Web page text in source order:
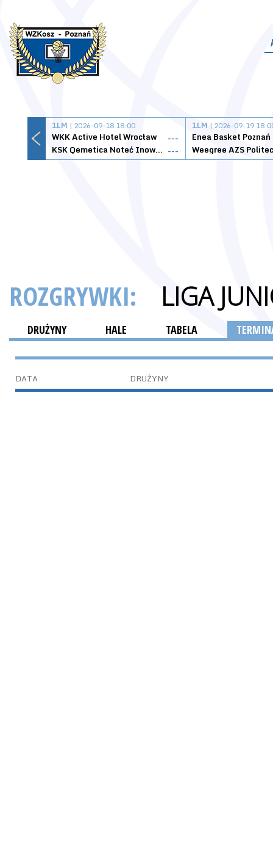
1LM | 2026-09-18 18:00
WKK Active Hotel Wrocław
---
KSK Qemetica Noteć Inowrocław ---
1LM | 2026-09-19
Enea Basket Poznań
ROZGRYWKI: LIGA
DRUŻYNY HALE TABELA
DATA DRUŻYNY